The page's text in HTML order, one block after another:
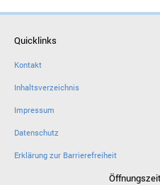
Quicklinks
Kontakt
Inhaltsverzeichnis
Impressum
Datenschutz
Erklärung zur Barrierefreiheit